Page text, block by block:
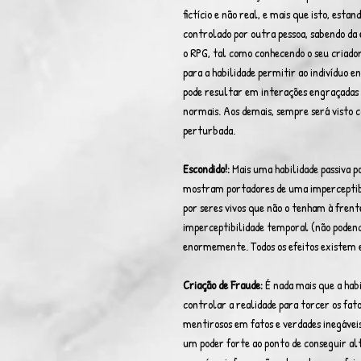
fictício e não real, e mais que isto,
controlado por outra pessoa, sabendo
o RPG, tal como conhecendo o seu
para a habilidade permitir ao indivíduo
pode resultar em interações
normais. Aos demais, sempre será
perturbada.
Escondido!:Mais uma habilidade passiva
mostram portadores de uma
por seres vivos que não o tenham à
imperceptibilidade temporal (não
enormemente. Todos os efeitos
Criação de Fraude:É nada mais que a
controlar a realidade para torcer os
mentirosos em fatos e verdades
um poder forte ao ponto de conseguir